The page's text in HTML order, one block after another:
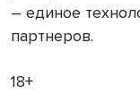
– единое
партнеров.
18+